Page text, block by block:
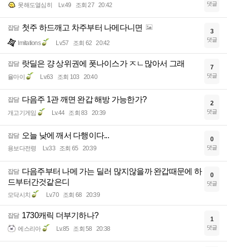
못해도열심히 Lv.49 조회 27 20:42 댓글
잡담 첫주 하드깨고 차주부터 나메다니면
Imitations Lv.57 조회 62 20:42
3
댓글
잡담 랏딜은 걍 상위권에 폿나이스가 ㅈㄴ많아서 그래
율마이 Lv.63 조회 103 20:40
7
댓글
잡담 다음주 1관 깨면 완갑 해방 가능한가?
개고기게임 Lv.44 조회 83 20:39
2
댓글
잡담 오늘 낮에 깨서 다행이다...
용보다전령 Lv.33 조회 65 20:39
0
댓글
잡담 다음주부터 나메 가는 딜러 많지않을까 완갑때문에 하
드부터간것같은디
모닥시치 Lv.70 조회 68 20:39
0
댓글
잡담 1730캐릭 더부기하나?
에스리아 Lv.85 조회 58 20:38
1
댓글